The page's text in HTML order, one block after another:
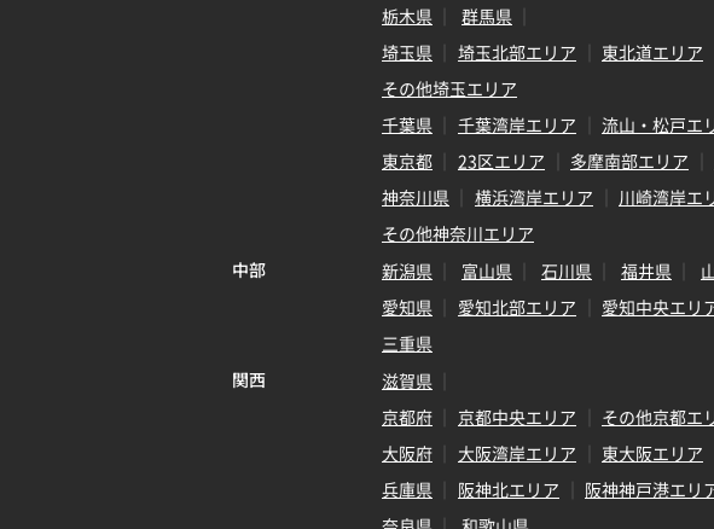
栃木県
群馬県
埼玉県
埼玉北部エリア 東北道エリア
その他埼玉エリア
千葉県
千葉湾岸エリア 流山・松戸エ
東京都
23区エリア 多摩南部エリア
神奈川県
横浜湾岸エリア 川崎湾岸エ
その他神奈川エリア
中部
新潟県 富山県 石川県 福井県
愛知県
愛知北部エリア 愛知中央エリ
三重県
関西
滋賀県
京都府
京都中央エリア
その他京都エ
大阪府
大阪湾岸エリア 東大阪エリア
兵庫県
阪神北エリア 阪神神戸港エリ